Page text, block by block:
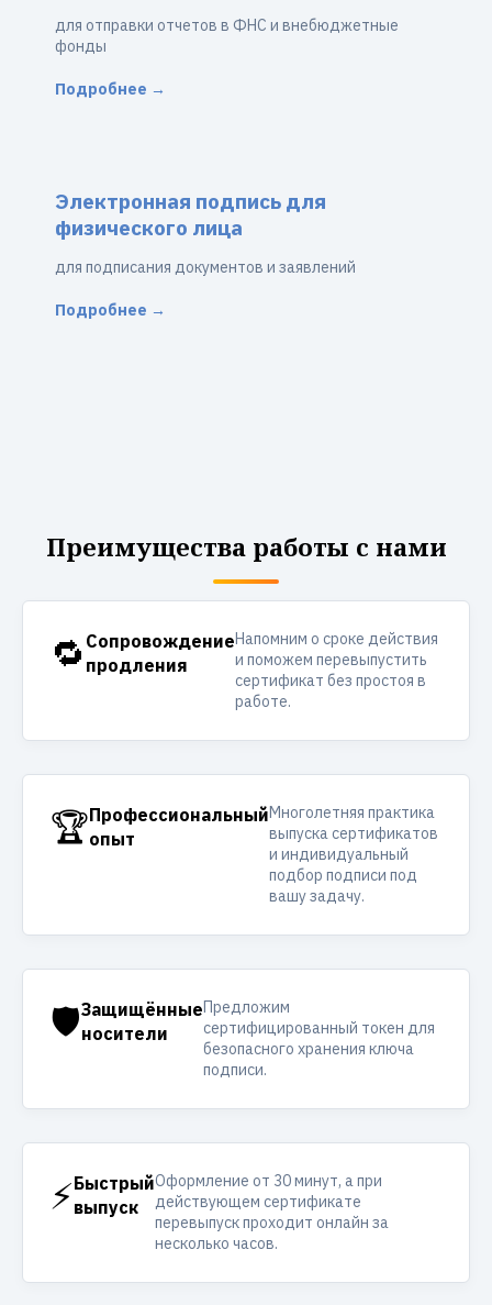
для отправки отчетов в ФНС и внебюджетные
фонды
Подробнее →
Электронная подпись для
физического лица
для подписания документов и заявлений
Подробнее →
Преимущества работы с нами
🔁 Сопровождение
продления
Напомним о сроке действия
и поможем перевыпустить
сертификат без простоя в
работе.
🏆Профессиональный
опыт
Многолетняя практика
выпуска сертификатов
и индивидуальный
подбор подписи под
вашу задачу.
🛡️Защищённые
носители
Предложим
сертифицированный токен для
безопасного хранения ключа
подписи.
⚡Быстрый
выпуск
Оформление от 30 минут, а при
действующем сертификате
перевыпуск проходит онлайн за
несколько часов.